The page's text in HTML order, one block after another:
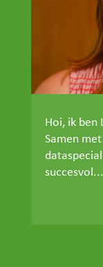
Hoi, ik ben
Samen
succesvol...